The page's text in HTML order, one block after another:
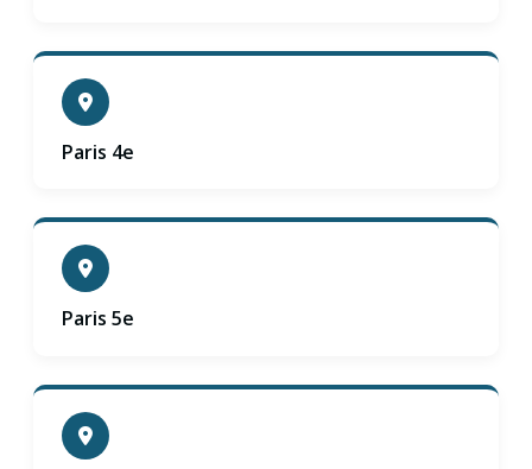
Paris 4e
Paris 5e